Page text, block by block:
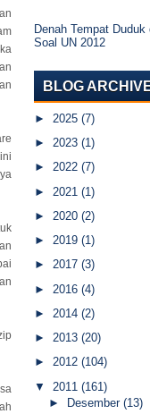
Denah Tempat
Soal UN 2012
BLOG
► 2025 (7)
► 2023 (1)
► 2022 (7)
► 2021 (1)
► 2020 (2)
► 2019 (1)
► 2017 (3)
► 2016 (4)
► 2014 (2)
► 2013 (20)
► 2012 (104)
▼
2011 (161)
►
Desember (13)